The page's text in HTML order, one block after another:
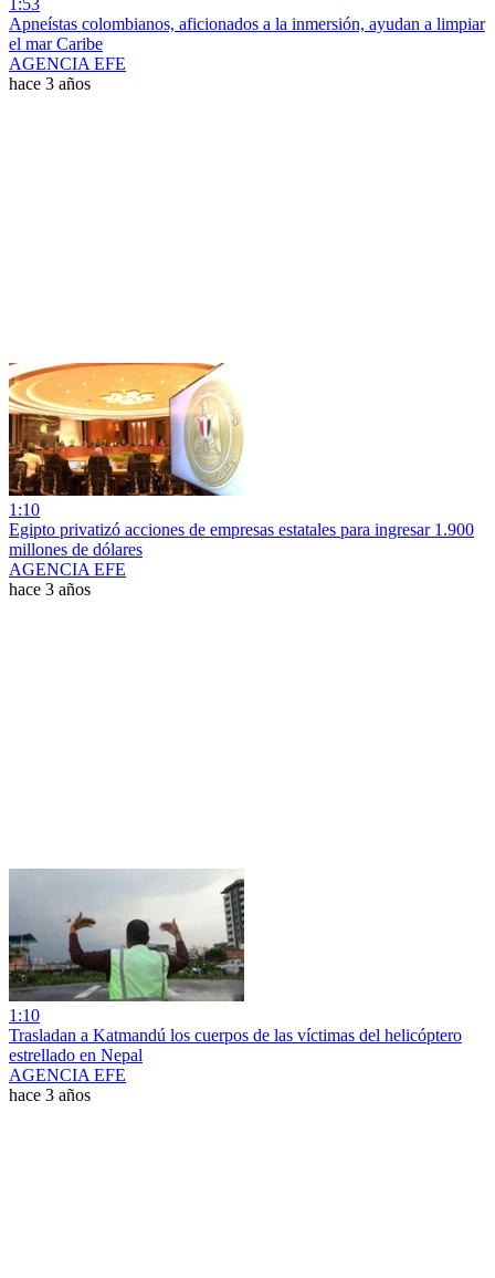
1:53
Apneístas colombianos, aficionados a la inmersión, ayudan a limpiar
el mar Caribe
AGENCIA EFE
hace 3 años
1:10
Egipto privatizó acciones de empresas estatales para ingresar 1.900
millones de dólares
AGENCIA EFE
hace 3 años
1:10
Trasladan a Katmandú los cuerpos de las víctimas del helicóptero
estrellado en Nepal
AGENCIA EFE
hace 3 años